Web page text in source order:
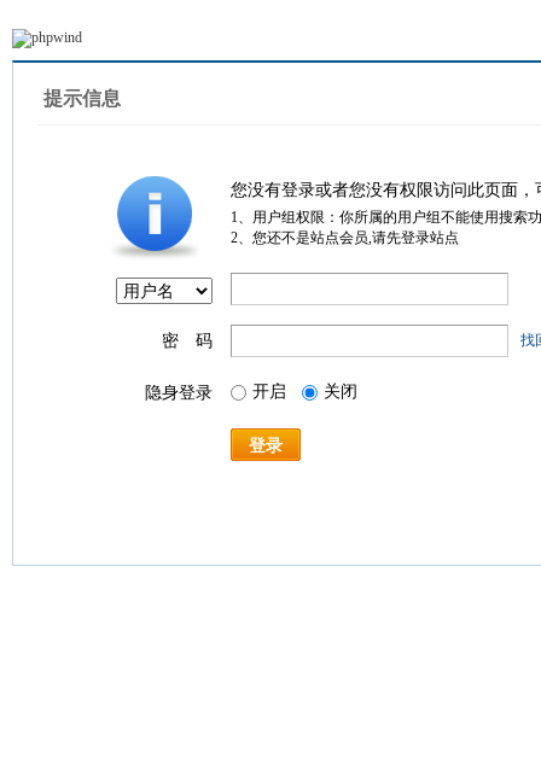
提示信息
您没有登录或者您没有权限访问此页面
1、用户组权限：你所属的用户组不能使用搜索
2、您还不是站点会员,请先登录站点
密 码 找
隐身登录 开启 关闭
登录